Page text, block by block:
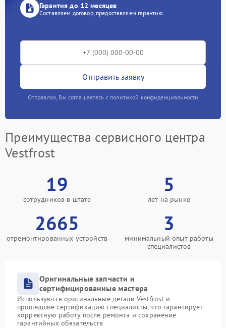
Гарантия до 12 месяцев
Составляем договор, предоставляем гарантию
Отправить заявку
Отправляя, Вы соглашаетесь с политикой конфиденциальности
Преимущества сервисного центра
Vestfrost
19
сотрудников в штате
5
лет на рынке
2665
отремонтированных устройств
3
минимальный опыт работы
специалистов
Оригинальные запчасти и
сертифицированные мастера
Используются оригинальные детали Vestfrost и
прошедшие сертификацию специалисты, что гарантирует
корректную работу после ремонта и сохранение
гарантийных обязательств